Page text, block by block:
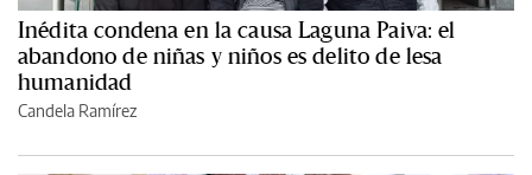
Inédita condena en la causa Laguna Paiva: el
abandono de niñas y niños es delito de lesa
humanidad
Candela Ramírez